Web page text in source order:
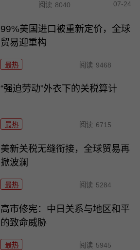
阅读 8040 07-24
99%美国进口被重新定价，全球
贸易迎重构
最热 阅读 9468
“强迫劳动”外衣下的关税算计
最热 阅读 6715
美新关税无缝衔接，全球贸易再
掀波澜
最热 阅读 5284
高市修宪：中日关系与地区和平
的致命威胁
最热 阅读 5945